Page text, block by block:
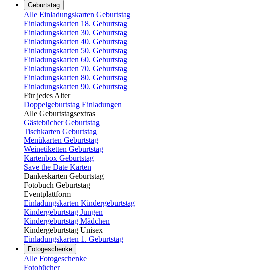
Geburtstag
Alle Einladungskarten Geburtstag
Einladungskarten 18. Geburtstag
Einladungskarten 30. Geburtstag
Einladungskarten 40. Geburtstag
Einladungskarten 50. Geburtstag
Einladungskarten 60. Geburtstag
Einladungskarten 70. Geburtstag
Einladungskarten 80. Geburtstag
Einladungskarten 90. Geburtstag
Für jedes Alter
Doppelgeburtstag Einladungen
Alle Geburtstagsextras
Gästebücher Geburtstag
Tischkarten Geburtstag
Menükarten Geburtstag
Weinetiketten Geburtstag
Kartenbox Geburtstag
Save the Date Karten
Dankeskarten Geburtstag
Fotobuch Geburtstag
Eventplattform
Einladungskarten Kindergeburtstag
Kindergeburtstag Jungen
Kindergeburtstag Mädchen
Kindergeburtstag Unisex
Einladungskarten 1. Geburtstag
Fotogeschenke
Alle Fotogeschenke
Fotobücher